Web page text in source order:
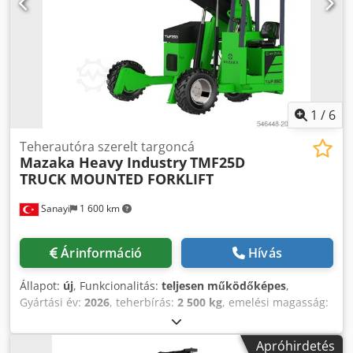
1 / 6
Sanayi 1 600 km
Teherautóra szerelt targoncá
Mazaka Heavy IndustryTMF25D
TRUCK MOUNTED FORKLIFT
Árinformáció Hívás
Állapot: új, Funkcionalitás: teljesen működőképes,
Gyártási év: 2026, teherbírás: 2 500 kg, emelési magasság:
100 mm
mm, üzemanyagtípus:dízel, oszlop típusa:teleszkópos,
Apróhirdetés